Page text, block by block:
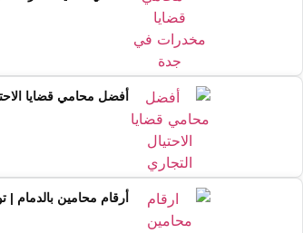
أفضل محامي قضايا
أرقام محامين